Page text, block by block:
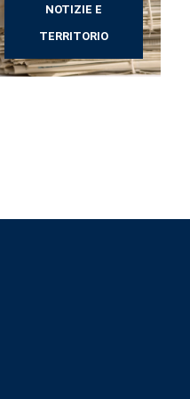
NOTIZIE E
TERRITORIO